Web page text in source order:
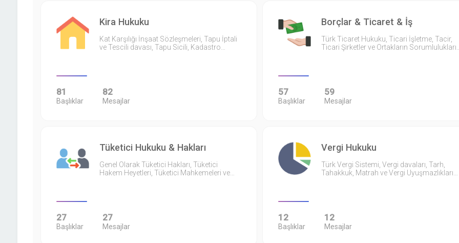
Kira Hukuku
Kat Karşılığı İnşaat Sözleşmeleri, Tapu İptali
ve Tescili davası, Tapu Sicili, Kadastro…
81
Başlıklar
82
Mesajlar
Borçlar & Ticaret & İş
Türk Ticaret Hukuku, Ticari İşletme, Tacir,
Ticari Şirketler ve Ortakların
57
Başlıklar
59
Mesajlar
Tüketici Hukuku & Hakları
Genel Olarak Tüketici Hakları, Tüketici
Hakem Heyetleri, Tüketici Mahkemeleri ve…
27
Başlıklar
27
Mesajlar
Vergi Hukuku
Türk Vergi Sistemi, Vergi davaları, Tarh,
Tahakkuk, Matrah ve Vergi Uyuşmazlıkları…
12
Başlıklar
12
Mesajlar